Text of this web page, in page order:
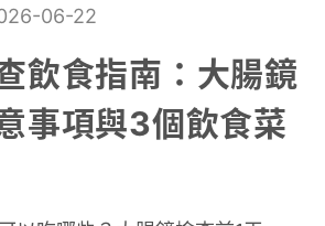
06-22
飲食指南：大腸鏡
事項與3個飲食菜